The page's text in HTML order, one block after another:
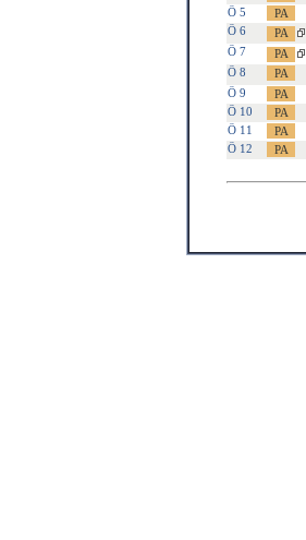
Ö 5
Ö 6
Ö 7
Ö 8
Ö 9
Ö 10
Ö 11
Ö 12